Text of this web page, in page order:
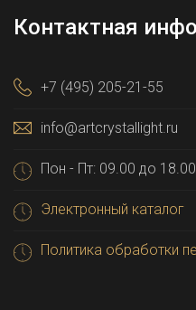
Контактная
+7 (495) 205-21-55
info@artcrystallight.ru
Пон - Пт: 09.00 до 18.00
Электронный каталог
Политика обработки